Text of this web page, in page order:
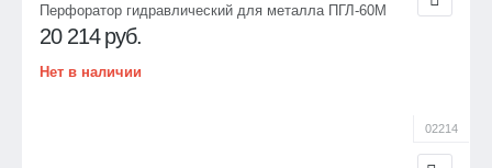
Перфоратор гидравлический для металла ПГЛ-60М
20 214 руб.
Нет в наличии
02214